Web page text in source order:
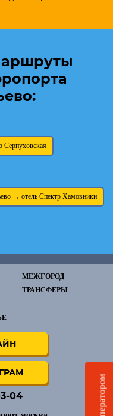
→ отель Спектр Хамовники
МЕЖГОРОД
ТРАНСФЕРЫ
04